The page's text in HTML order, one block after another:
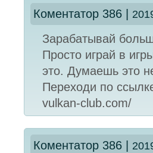
Коментатор 386
Зарабатывай
Просто играй в
это. Думаешь это
Переходи по
vulkan-club.com/
Коментатор 386